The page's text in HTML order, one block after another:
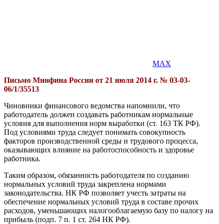
MAX
Письмо Минфина России от 21 июля 2014 г. № 03-03-
06/1/35513
Чиновники финансового ведомства напомнили, что
работодатель должен создавать работникам нормальные
условия для выполнения норм выработки (ст. 163 ТК РФ).
Под условиями труда следует понимать совокупность
факторов производственной среды и трудового процесса,
оказывающих влияние на работоспособность и здоровье
работника.
Таким образом, обязанность работодателя по созданию
нормальных условий труда закреплена нормами
законодательства. НК РФ позволяет учесть затраты на
обеспечение нормальных условий труда в составе прочих
расходов, уменьшающих налогооблагаемую базу по налогу на
прибыль (подп. 7 п. 1 ст. 264 НК РФ).